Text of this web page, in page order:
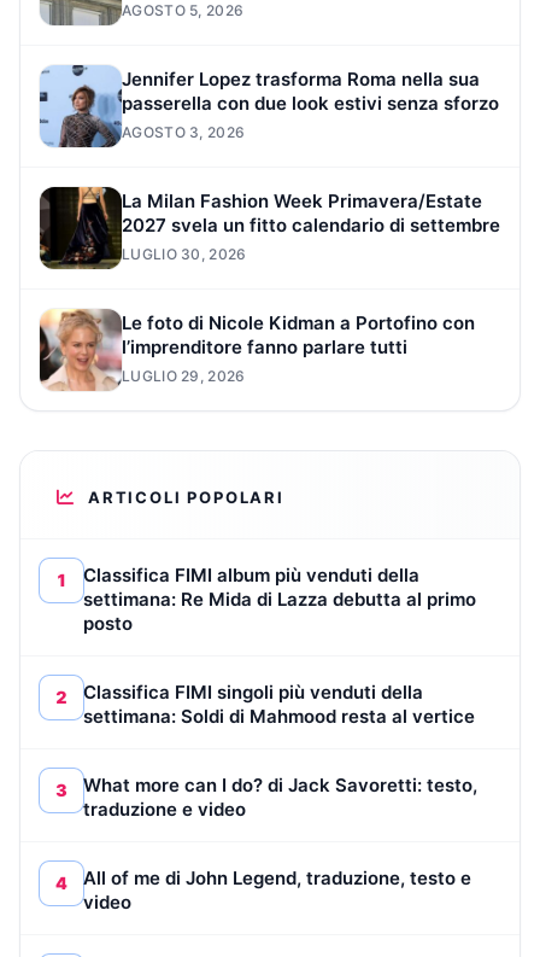
AGOSTO 5, 2026
Jennifer Lopez trasforma Roma nella sua
passerella con due look estivi senza sforzo
AGOSTO 3, 2026
La Milan Fashion Week Primavera/Estate
2027 svela un fitto calendario di settembre
LUGLIO 30, 2026
Le foto di Nicole Kidman a Portofino con
l’imprenditore fanno parlare tutti
LUGLIO 29, 2026
ARTICOLI POPOLARI
1
Classifica FIMI album più venduti della
settimana: Re Mida di Lazza debutta al primo
posto
2
Classifica FIMI singoli più venduti della
settimana: Soldi di Mahmood resta al vertice
3
What more can I do? di Jack Savoretti: testo,
traduzione e video
4
All of me di John Legend, traduzione, testo e
video